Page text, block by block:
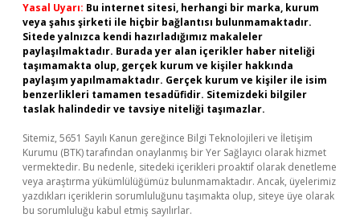
Yasal Uyarı: Bu internet sitesi, herhangi bir marka, kurum
veya şahıs şirketi ile hiçbir bağlantısı bulunmamaktadır.
Sitede yalnızca kendi hazırladığımız makaleler
paylaşılmaktadır. Burada yer alan içerikler haber niteliği
taşımamakta olup, gerçek kurum ve kişiler hakkında
paylaşım yapılmamaktadır. Gerçek kurum ve kişiler ile isim
benzerlikleri tamamen tesadüfidir. Sitemizdeki bilgiler
taslak halindedir ve tavsiye niteliği taşımazlar.
Sitemiz, 5651 Sayılı Kanun gereğince Bilgi Teknolojileri ve İletişim
Kurumu (BTK) tarafından onaylanmış bir Yer Sağlayıcı olarak hizmet
vermektedir. Bu nedenle, sitedeki içerikleri proaktif olarak denetleme
veya araştırma yükümlülüğümüz bulunmamaktadır. Ancak, üyelerimiz
yazdıkları içeriklerin sorumluluğunu taşımakta olup, siteye üye olarak
bu sorumluluğu kabul etmiş sayılırlar.